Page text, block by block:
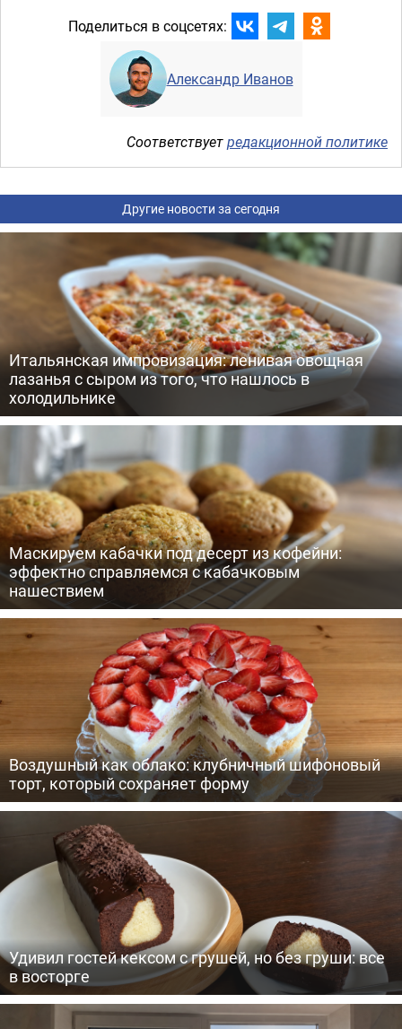
Поделиться в соцсетях:
Александр Иванов
Соответствуетредакционной политике
Другие новости за сегодня
Итальянская импровизация: ленивая овощная
лазанья с сыром из того, что нашлось в
холодильнике
Маскируем кабачки под десерт из кофейни:
эффектно справляемся с кабачковым
нашествием
Воздушный как облако: клубничный шифоновый
торт, который сохраняет форму
Удивил гостей кексом с грушей, но без груши: все
в восторге